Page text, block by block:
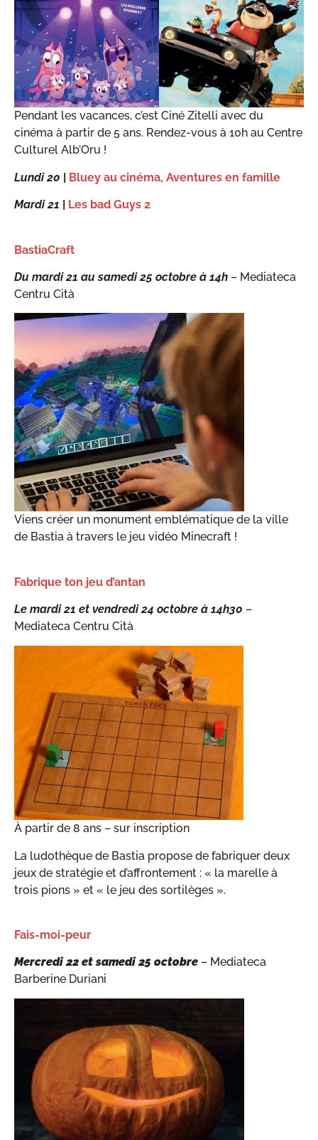
Pendant les vacances, c’est Ciné Zitelli avec du
cinéma à partir de 5 ans. Rendez-vous à 10h au Centre
Culturel Alb’Oru !
Lundi 20 | Bluey au cinéma, Aventures en famille
Mardi 21 Les bad Guys 2
BastiaCraft
Du mardi 21 au samedi 25 octobre à 14h – Mediateca
Centru Cità
Viens créer un monument emblématique de la ville
de Bastia à travers le jeu vidéo Minecraft !
Fabrique ton jeu d’antan
Le mardi 21 et vendredi 24 octobre à 14h30 –
Mediateca Centru Cità
À partir de 8 ans – sur inscription
La ludothèque de Bastia propose de fabriquer deux
jeux de stratégie et d’affrontement : « la marelle à
trois pions » et « le jeu des sortilèges ».
Fais-moi-peur
Mercredi 22 et samedi 25 octobre – Mediateca
Barberine Duriani